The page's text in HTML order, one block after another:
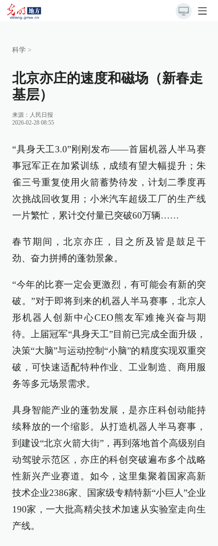
科学 >
北京亦庄的速度和磁场（新春走
基层）
来源： 人民日报
2026-02-28 08:55
“具身天工3.0”刚刚发布——首届机器人半马赛
事冠军正在加紧训练，成绩有望大幅提升；朱
雀三号重复使用火箭蓄势待发，计划二季度再
次挑战回收复用；小米汽车超级工厂的生产线
一片繁忙，累计交付量已突破60万辆……
春节期间，北京亦庄，目之所及皆是鼓足干
劲、奋力拼搏的蓬勃景象。
“今年的比赛一定会更激烈，有可能会有新的突
破。”对于即将到来的机器人半马赛事，北京人
形机器人创新中心CEO熊友军难掩兴奋与期
待。上届冠军“具身天工”目前已完成全面升级，
决策“大脑”与运动控制“小脑”的精度实现双重突
破，可快速适配特种作业、工业制造、商用服
务等多元场景需求。
具身智能产业的蓬勃发展，是亦庄科创动能持
续释放的一个缩影。从打造机器人半马赛事，
到建设“北京火箭大街”，再到落地首个高级别自
动驾驶示范区，亦庄的科创突破遍布多个战略
性新兴产业赛道。如今，这里集聚着国家高新
技术企业2386家、国家级专精特新“小巨人”企业
190家，一大批高精尖技术加速从实验室走向生
产线。